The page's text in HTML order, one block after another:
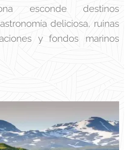
esconde destinos
deliciosa, ruinas
y fondos marinos